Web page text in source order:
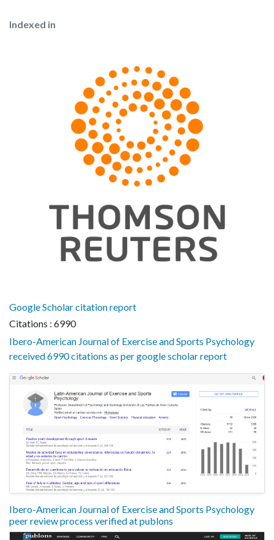
Indexed in
Google Scholar citation report
Citations : 6990
Ibero-American Journal of Exercise and Sports Psychology
received 6990 citations as per google scholar report
Ibero-American Journal of Exercise and Sports Psychology
peer review process verified at publons